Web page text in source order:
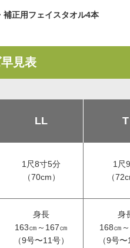
補正用フェイスタオル4本
見表
LL T
1尺8寸5分
（70cm）
1尺
（
身長
163㎝～167㎝
（9号〜11号）
身
168㎝
（9号〜